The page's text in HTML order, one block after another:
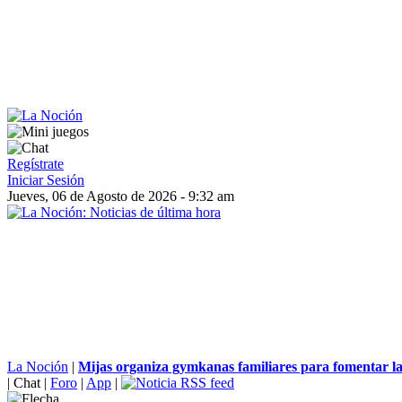
Regístrate
Iniciar Sesión
Jueves, 06 de Agosto de 2026 - 9:32 am
La Noción | Mijas organiza gymkanas familiares para fomentar
| Chat | Foro | App |